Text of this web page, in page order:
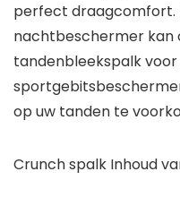
perfect draagcomfort.
nachtbeschermer kan
tandenbleekspalk
op uw tanden te
Crunch spalk Inhoud